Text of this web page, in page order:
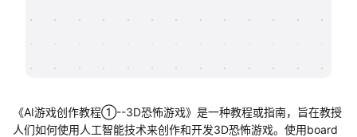
《AI游戏创作教程①--3D恐怖游戏》是一种教程或指南，旨在教授
人们如何使用人工智能技术来创作和开发3D恐怖游戏。使用board